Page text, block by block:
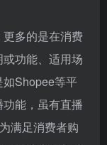
功能、适用场
Shopee等平
能，虽有直播
满足消费者购
确地告知着消